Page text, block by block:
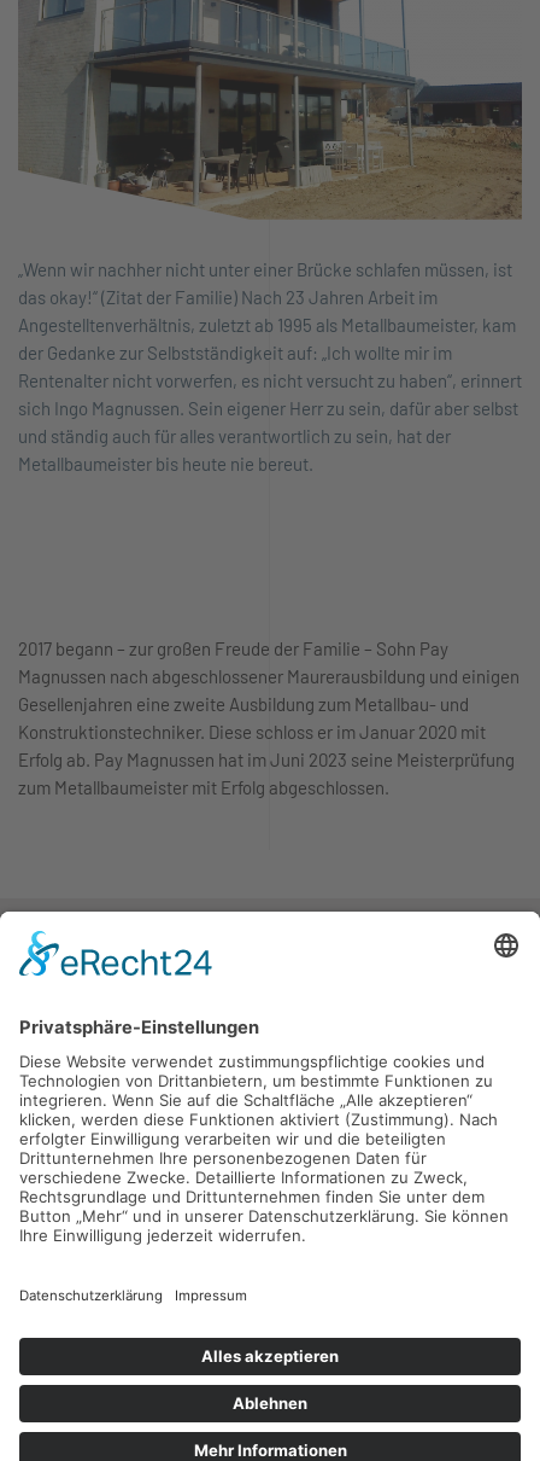
„Wenn wir nachher nicht unter einer Brücke schlafen müssen, ist
das okay!“ (Zitat der Familie) Nach 23 Jahren Arbeit im
Angestelltenverhältnis, zuletzt ab 1995 als Metallbaumeister, kam
der Gedanke zur Selbstständigkeit auf: „Ich wollte mir im
Rentenalter nicht vorwerfen, es nicht versucht zu haben“, erinnert
sich Ingo Magnussen. Sein eigener Herr zu sein, dafür aber selbst
und ständig auch für alles verantwortlich zu sein, hat der
Metallbaumeister bis heute nie bereut.
2017 begann – zur großen Freude der Familie – Sohn Pay
Magnussen nach abgeschlossener Maurerausbildung und einigen
Gesellenjahren eine zweite Ausbildung zum Metallbau- und
Konstruktionstechniker. Diese schloss er im Januar 2020 mit
Erfolg ab. Pay Magnussen hat im Juni 2023 seine Meisterprüfung
zum Metallbaumeister mit Erfolg abgeschlossen.
SCHLOSSEREI MAGNUSSEN
Impressum Datenschutz
Kontaktdaten
Tel: 04672 776099 |E-Mail:info@schlosserei-magnussen.de
Design, Umsetzung & Hosting byvendoweb